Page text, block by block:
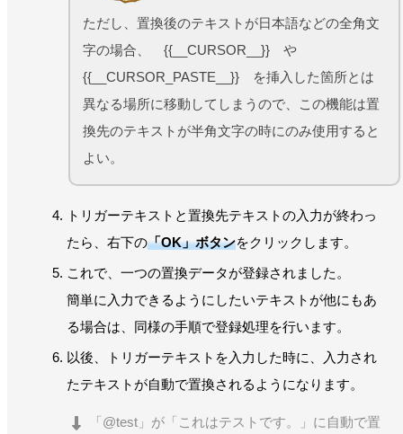
ただし、置換後のテキストが日本語などの全角文
字の場合、 {{__CURSOR__}} や
{{__CURSOR_PASTE__}} を挿入した箇所とは
異なる場所に移動してしまうので、この機能は置
換先のテキストが半角文字の時にのみ使用すると
よい。
トリガーテキストと置換先テキストの入力が終わっ
たら、右下の「OK」ボタンをクリックします。
これで、一つの置換データが登録されました。
簡単に入力できるようにしたいテキストが他にもあ
る場合は、同様の手順で登録処理を行います。
以後、トリガーテキストを入力した時に、入力され
たテキストが自動で置換されるようになります。
「@test」が「これはテストです。」に自動で置